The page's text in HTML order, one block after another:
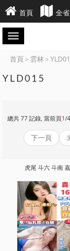
首頁 全
首頁> 雲林>
YLD015
總共 77 記錄, 當前頁1/4
下一頁
虎尾 斗六 斗南